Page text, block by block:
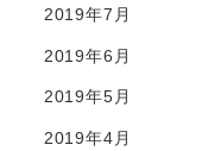
2019年7月
2019年6月
2019年5月
2019年4月